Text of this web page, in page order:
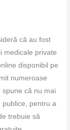
că au fost
medicale private
disponibil pe
numeroase
că nu mai
publice, pentru a
trebuie să